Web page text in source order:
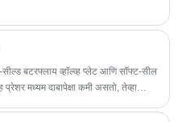
सील्ड बटरफ्लाय व्हॉल्व्ह प्लेट आणि सॉफ्ट-सील
प्रेशर मध्यम दाबापेक्षा कमी असतो, तेव्हा